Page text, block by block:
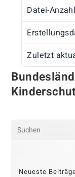
Datei-Anzahl
Zuletzt
Neueste